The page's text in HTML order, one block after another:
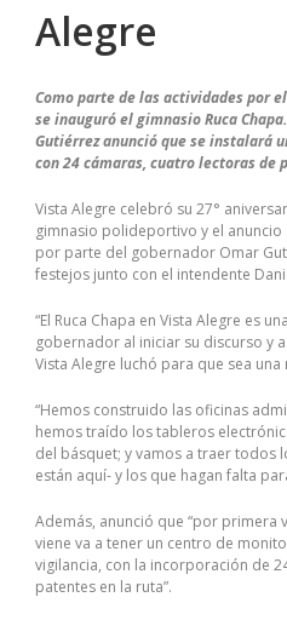
Alegre
Como parte de las actividades por
se inauguró el gimnasio Ruca
Gutiérrez anunció que se instalará
con 24 cámaras, cuatro lectoras de
Vista Alegre celebró su 27°
gimnasio polideportivo y el
por parte del gobernador Omar
festejos junto con el intendente
“El Ruca Chapa en Vista Alegre es
gobernador al iniciar su discurso y
Vista Alegre luchó para que sea una
“Hemos construido las oficinas
hemos traído los tableros
del básquet; y vamos a traer todos
están aquí- y los que hagan falta
Además, anunció que “por primera
viene va a tener un centro de
vigilancia, con la incorporación de
patentes en la ruta”.